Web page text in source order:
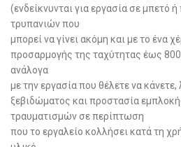
(ενδείκνυνται για εργασία σε μπετό
τρυπανιών που
μπορεί να γίνει ακόμη και με το ένα
προσαρμογής της ταχύτητας έως
ανάλογα
με την εργασία που θέλετε να
ξεβιδώματος και προστασία
τραυματισμών σε περίπτωση
που το εργαλείο κολλήσει κατά τη